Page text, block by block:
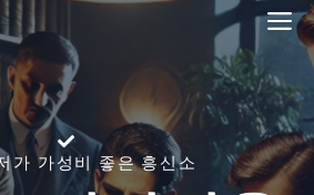
가 가성비 좋은 흥신소